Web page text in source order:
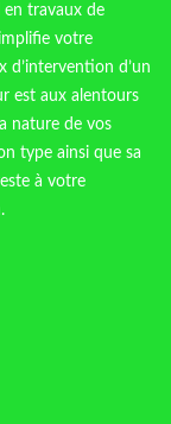
en travaux de
votre
d’intervention d’un
est aux alentours
nature de vos
type ainsi que sa
à votre